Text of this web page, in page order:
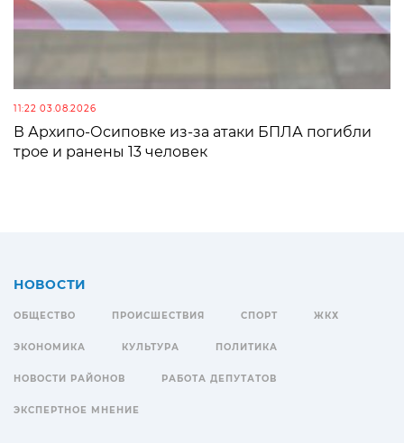
11:22 03.08.2026
В Архипо-Осиповке из-за атаки БПЛА погибли
трое и ранены 13 человек
НОВОСТИ
ОБЩЕСТВО ПРОИСШЕСТВИЯ СПОРТ ЖКХ
ЭКОНОМИКА КУЛЬТУРА ПОЛИТИКА
НОВОСТИ РАЙОНОВ РАБОТА ДЕПУТАТОВ
ЭКСПЕРТНОЕ МНЕНИЕ